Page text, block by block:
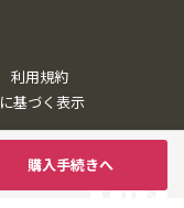
購入手続きへ
利用規約
基づく表示